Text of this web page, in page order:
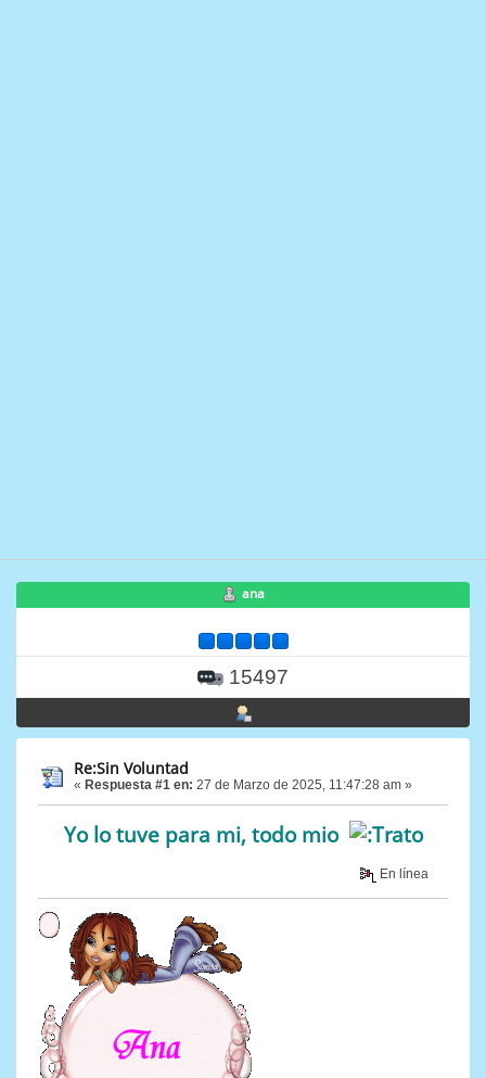
ana
15497
Re:Sin Voluntad
« Respuesta #1 en: 27 de Marzo de 2025, 11:47:28 am »
Yo lo tuve para mi, todo mio
En línea